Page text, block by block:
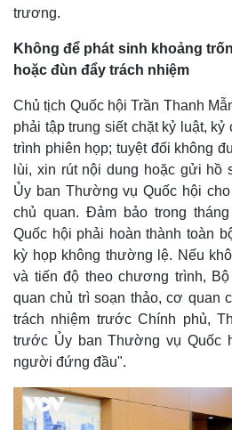
trương.
Không để phát sinh khoảng
hoặc đùn đẩy trách nhiệm
Chủ tịch Quốc hội Trần Thanh
phải tập trung siết chặt kỷ luật,
trình phiên họp; tuyệt đối không
lùi, xin rút nội dung hoặc gửi hồ
Ủy ban Thường vụ Quốc hội
chủ quan. Đảm bảo trong
Quốc hội phải hoàn thành toàn
kỳ họp không thường lệ. Nếu
và tiến độ theo chương trình,
quan chủ trì soạn thảo, cơ quan
trách nhiệm trước Chính phủ,
trước Ủy ban Thường vụ Quốc
người đứng đầu".